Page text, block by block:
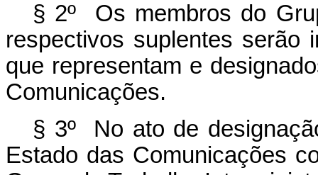
§ 2º Os membros do
respectivos suplentes serão
que representam e
Comunicações.
§ 3º No ato de
Estado das Comunicações